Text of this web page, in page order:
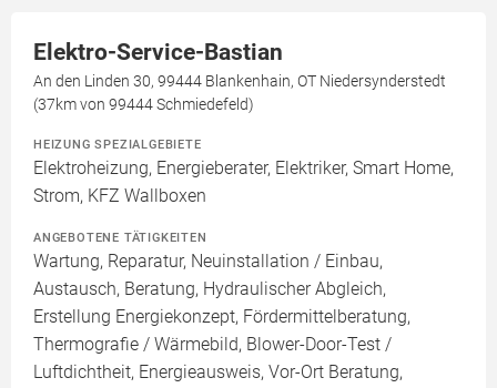
Elektro-Service-Bastian
An den Linden 30, 99444 Blankenhain, OT Niedersynderstedt
(37km von 99444 Schmiedefeld)
HEIZUNG SPEZIALGEBIETE
Elektroheizung, Energieberater, Elektriker, Smart Home,
Strom, KFZ Wallboxen
ANGEBOTENE TÄTIGKEITEN
Wartung, Reparatur, Neuinstallation / Einbau,
Austausch, Beratung, Hydraulischer Abgleich,
Erstellung Energiekonzept, Fördermittelberatung,
Thermografie / Wärmebild, Blower-Door-Test /
Luftdichtheit, Energieausweis, Vor-Ort Beratung,